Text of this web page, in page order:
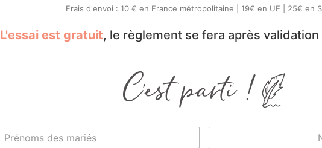
Frais d'envoi : 10 € en France métropolitaine | 19€ en UE | 25€ en
L'essai est gratuit, le règlement se fera après